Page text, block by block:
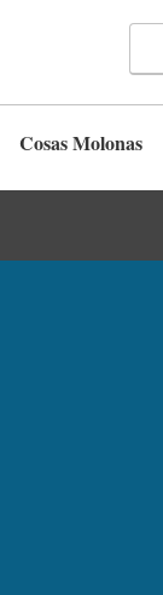
Cosas Molonas